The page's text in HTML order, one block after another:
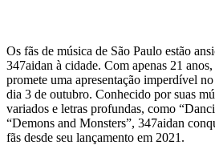
Os fãs de música de São Paulo estão
347aidan à cidade. Com apenas 21
promete uma apresentação imperdível
dia 3 de outubro. Conhecido por suas
variados e letras profundas, como
“Demons and Monsters”, 347aidan
fãs desde seu lançamento em 2021.